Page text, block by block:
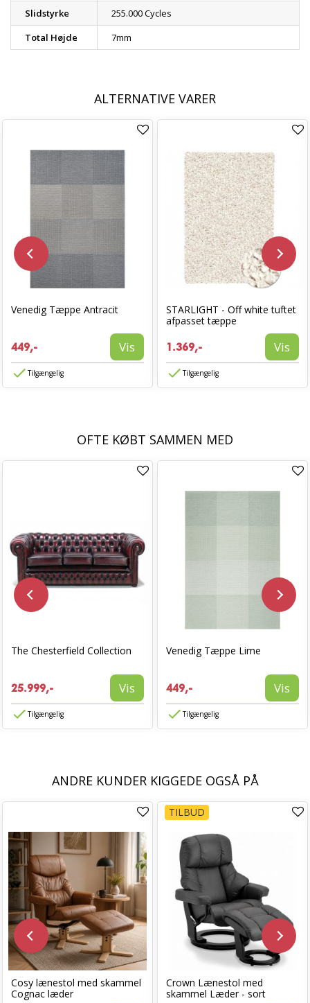
Slidstyrke
255.000 Cycles
Total Højde
7mm
ALTERNATIVE VARER
Venedig Tæppe Antracit
449,- Vis
Tilgængelig
STARLIGHT - Off white tuftet
afpasset tæppe
1.369,- Vis
Tilgængelig
OFTE KØBT SAMMEN MED
The Chesterfield Collection
25.999,- Vis
Tilgængelig
Venedig Tæppe Lime
449,- Vis
Tilgængelig
ANDRE KUNDER KIGGEDE OGSÅ PÅ
Cosy lænestol med skammel
Cognac læder
TILBUD
Crown Lænestol med
skammel Læder - sort